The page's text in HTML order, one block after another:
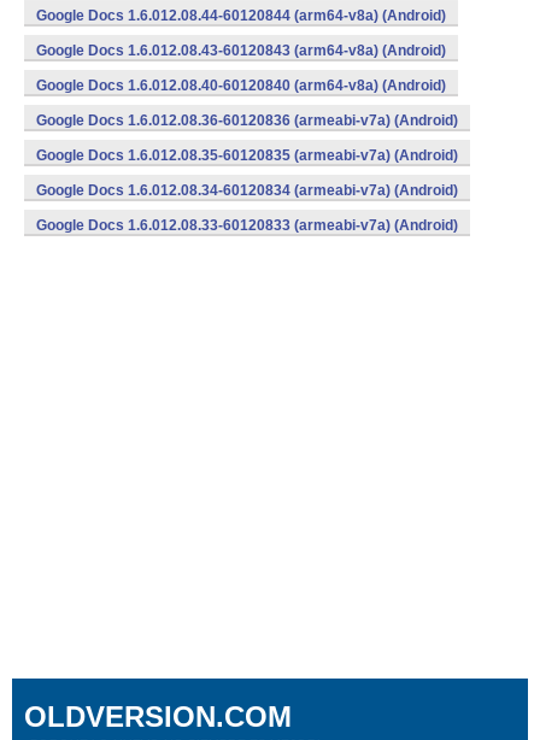
Google Docs 1.6.012.08.44-60120844 (arm64-v8a) (Android)
Google Docs 1.6.012.08.43-60120843 (arm64-v8a) (Android)
Google Docs 1.6.012.08.40-60120840 (arm64-v8a) (Android)
Google Docs 1.6.012.08.36-60120836 (armeabi-v7a) (Android)
Google Docs 1.6.012.08.35-60120835 (armeabi-v7a) (Android)
Google Docs 1.6.012.08.34-60120834 (armeabi-v7a) (Android)
Google Docs 1.6.012.08.33-60120833 (armeabi-v7a) (Android)
OLDVERSION.COM